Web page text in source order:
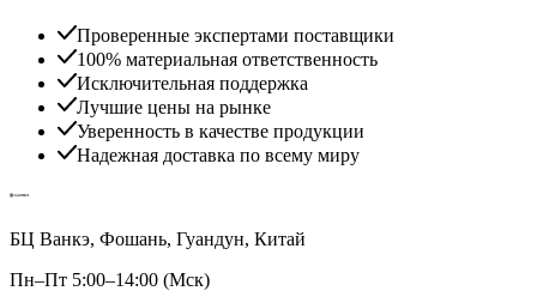
Проверенные экспертами поставщики
100% материальная ответственность
Исключительная поддержка
Лучшие цены на рынке
Уверенность в качестве продукции
Надежная доставка по всему миру
БЦ Ванкэ, Фошань, Гуандун, Китай
Пн–Пт 5:00–14:00 (Мск)